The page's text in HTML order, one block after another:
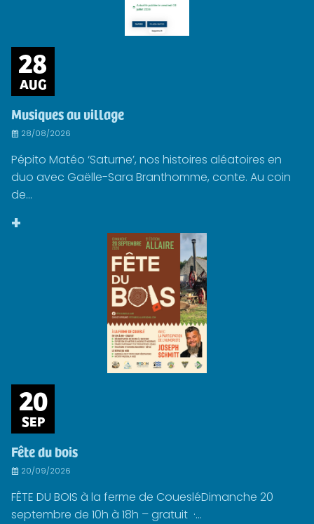
28
AUG
Musiques au village
28/08/2026
Pépito Matéo ‘Saturne’, nos histoires aléatoires en
duo avec Gaëlle-Sara Branthomme, conte. Au coin
de...
+
20
SEP
Fête du bois
20/09/2026
FÊTE DU BOIS à la ferme de CouesléDimanche 20
septembre de 10h à 18h – gratuit ·...